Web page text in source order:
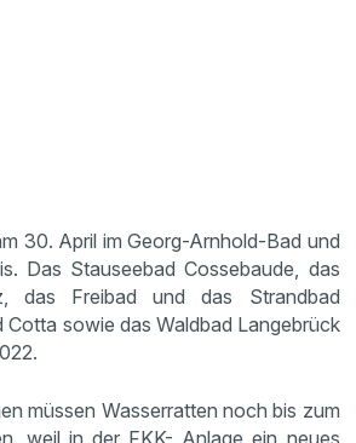
30. April im Georg-Arnhold-Bad und
Das Stauseebad Cossebaude, das
das Freibad und das Strandbad
Cotta sowie das Waldbad Langebrück
müssen Wasserratten noch bis zum
weil in der FKK- Anlage ein neues